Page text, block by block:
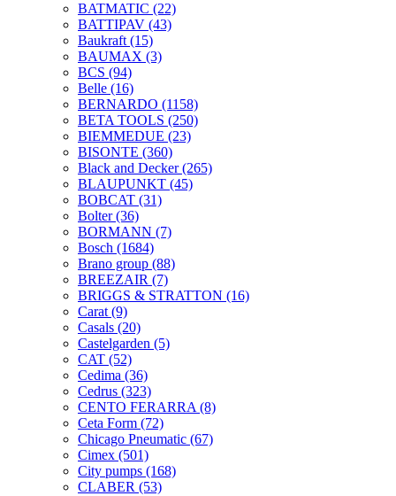
BATMATIC (22)
BATTIPAV (43)
Baukraft (15)
BAUMAX (3)
BCS (94)
Belle (16)
BERNARDO (1158)
BETA TOOLS (250)
BIEMMEDUE (23)
BISONTE (360)
Black and Decker(265)
BLAUPUNKT (45)
BOBCAT (31)
Bolter(36)
BORMANN (7)
Bosch (1684)
Brano group (88)
BREEZAIR (7)
BRIGGS & STRATTON (16)
Carat (9)
Casals (20)
Castelgarden (5)
CAT (52)
Cedima (36)
Cedrus (323)
CENTO FERARRA (8)
Ceta Form (72)
Chicago Pneumatic (67)
Cimex (501)
City pumps (168)
CLABER (53)